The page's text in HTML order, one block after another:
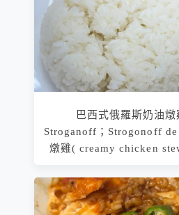
巴西式俄羅斯奶油
Stroganoff；Strogonoff
燉雞( creamy chicken